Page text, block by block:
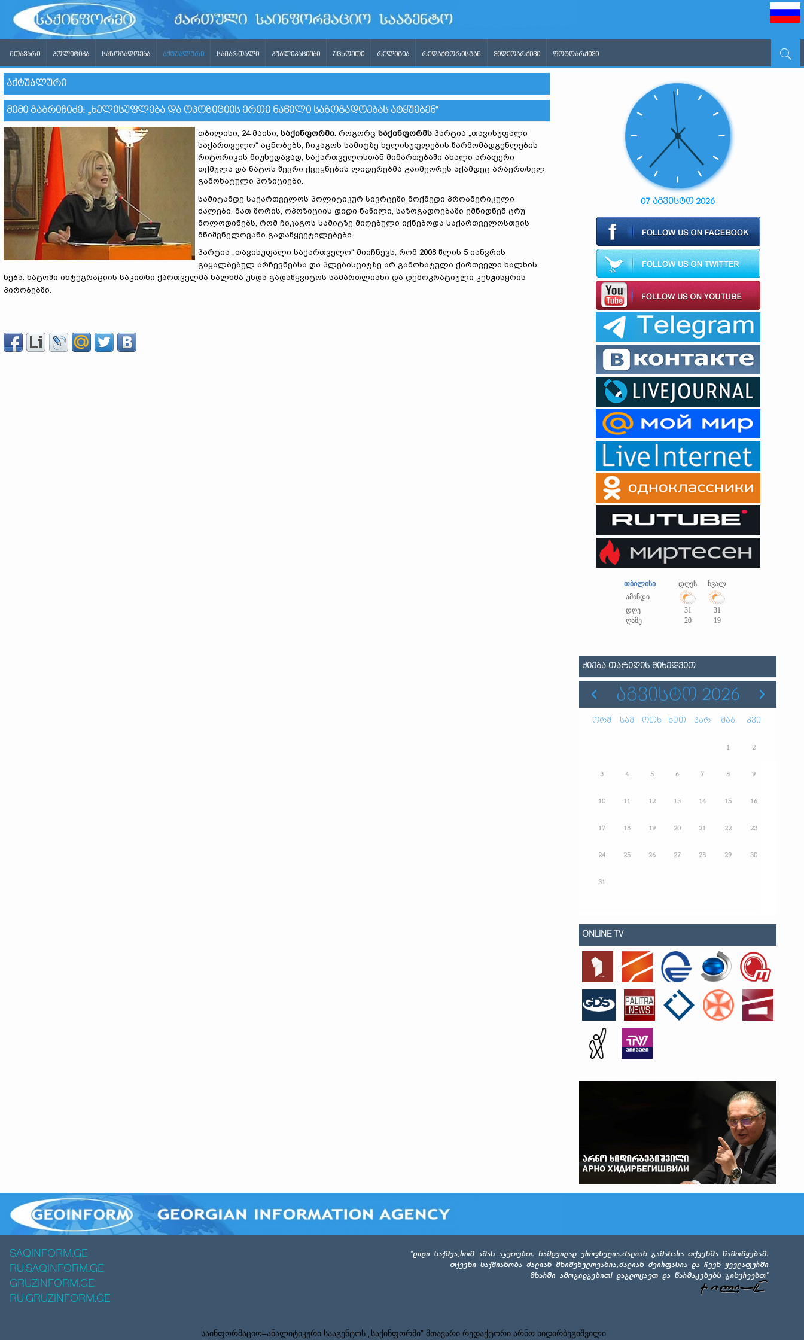
ᲛᲗᲐᲕᲐᲠᲘ ᲞᲝᲚᲘᲢᲘᲙᲐ ᲡᲐᲖᲝᲒᲐᲓᲝᲔᲑᲐ ᲐᲥᲢᲣᲐᲚᲣᲠᲘ ᲡᲐᲛᲐᲠᲗᲐᲚᲘ ᲞᲣᲑᲚᲘᲙᲐᲪᲘᲔᲑᲘ ᲣᲪᲮᲝᲔᲗᲘ ᲠᲔᲚᲘᲒᲘᲐ ᲠᲔᲓᲐᲥᲢᲝᲠᲘᲡᲒᲐᲜ ᲕᲘᲓᲔᲝᲐᲠᲥᲘᲕᲘ ᲤᲝᲢᲝᲐᲠᲥᲘᲕᲘ
ᲐᲥᲢᲣᲐᲚᲣᲠᲘ
ᲛᲘᲛᲘ ᲒᲐᲑᲠᲘᲩᲘᲫᲔ: „ᲮᲔᲚᲘᲡᲣᲤᲚᲔᲑᲐ ᲓᲐ ᲝᲞᲝᲖᲘᲪᲘᲘᲡ ᲔᲠᲗᲘ ᲜᲐᲬᲘᲚᲘ ᲡᲐᲖᲝᲒᲐᲓᲝᲔᲑᲐᲡ ᲐᲢᲧᲣᲔᲑᲔᲜ“
თბილისი, 24 მაისი, საქინფორმი. როგორც საქინფორმს პარტია „თავისუფალი
საქართველო“ აცნობებს, ჩიკაგოს სამიტზე ხელისუფლების წარმომადგენლების
რიტორიკის მიუხედავად, საქართველოსთან მიმართებაში ახალი არაფერი
თქმულა და ნატოს წევრი ქვეყნების ლიდერებმა გაიმეორეს აქამდეც არაერთხელ
გამოხატული პოზიციები.
სამიტამდე საქართველოს პოლიტიკურ სივრცეში მოქმედი პროამერიკული
ძალები, მათ შორის, ოპოზიციის დიდი ნაწილი, საზოგადოებაში ქმნიდნენ ცრუ
მოლოდინებს, რომ ჩიკაგოს სამიტზე მიღებული იქნებოდა საქართველოსთვის
მნიშვნელოვანი გადაწყვეტილებები.
პარტია „თავისუფალი საქართველო“ მიიჩნევს, რომ 2008 წლის 5 იანვრის
გაყალბებულ არჩევნებსა და პლებისციტზე არ გამოხატულა ქართველი ხალხის
ნება. ნატოში ინტეგრაციის საკითხი ქართველმა ხალხმა უნდა გადაწყვიტოს სამართლიანი და დემოკრატიული კენჭისყრის
პირობებში.
07 აგვისტო 2026
თბილისი დღეს
ხვალ
ამინდი
დღე
31
31
ღამე
20 19
ᲫᲘᲔᲑᲐ ᲗᲐᲠᲘᲦᲘᲡ ᲛᲘᲮᲔᲓᲕᲘᲗ
ᲐᲒᲕᲘᲡᲢᲝ 2026
ორშ სამ ოთხ ხუთ პარ შაბ კვი
1 2
3 4 5 6 7 8 9
10 11 12 13 14 15 16
17 18 19 20 21 22 23
24 25 26 27 28 29 30
31
ONLINE TV
SAQINFORM.GE
RU.SAQINFORM.GE
GRUZINFORM.GE
RU.GRUZINFORM.GE
საინფორმაციო–ანალიტიკური სააგენტოს „საქინფორმი” მთავარი რედაქტორი არნო ხიდირბეგიშვილი